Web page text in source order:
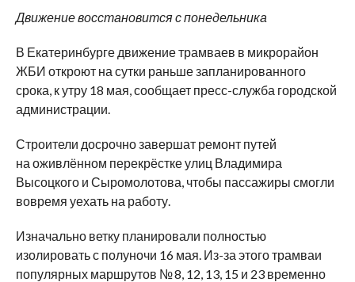
Движение восстановится с понедельника
В Екатеринбурге движение трамваев в микрорайон
ЖБИ откроют на сутки раньше запланированного
срока, к утру 18 мая, сообщает пресс-служба городской
администрации.
Строители досрочно завершат ремонт путей
на оживлённом перекрёстке улиц Владимира
Высоцкого и Сыромолотова, чтобы пассажиры смогли
вовремя уехать на работу.
Изначально ветку планировали полностью
изолировать с полуночи 16 мая. Из-за этого трамваи
популярных маршрутов № 8, 12, 13, 15 и 23 временно